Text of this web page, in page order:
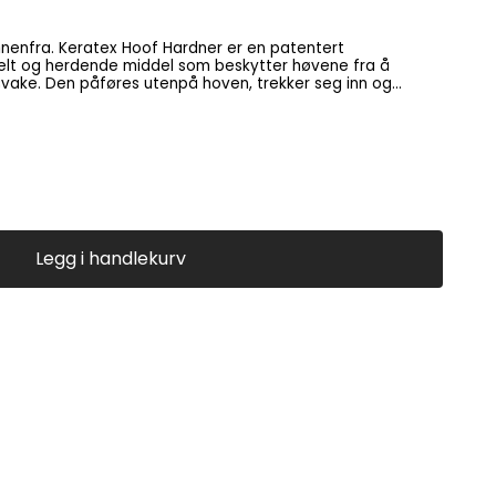
en patentert
middel som beskytter høvene fra å
seg inn og
men fungerer like godt i vått eller tørt klima. Smøres
knusninger. Keratex Hoof Hardner er et
Water.
Legg i handlekurv